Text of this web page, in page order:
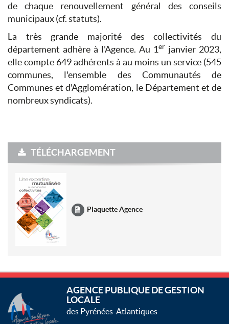
de chaque renouvellement général des conseils
municipaux (cf. statuts).
La très grande majorité des collectivités du
département adhère à l'Agence. Au 1 er janvier 2023,
elle compte 649 adhérents à au moins un service (545
communes, l'ensemble des Communautés de
Communes et d'Agglomération, le Département et de
nombreux syndicats).
TÉLÉCHARGEMENT
Plaquette Agence
AGENCE PUBLIQUE DE GESTION
LOCALE
des Pyrénées-Atlantiques